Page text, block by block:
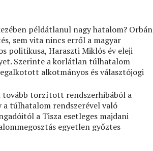
példátlanul nagy hatalom? Orbán
sem vita nincs erről a magyar
politikusa, Haraszti Miklós év eleji
Szerinte a korlátlan túlhatalom
alkotmányos és választójogi
tovább torzított rendszerhibából a
a túlhatalom rendszerével való
a Tisza esetleges majdani
egyetlen győztes